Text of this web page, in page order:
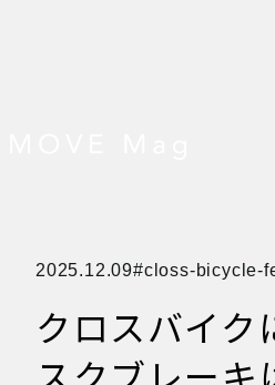
2025.12.09 closs-bicycle-
クロスバイク